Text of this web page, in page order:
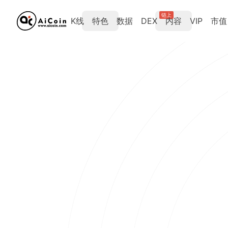
K线 特色 数据 DEX
链上
内容 VIP 市值